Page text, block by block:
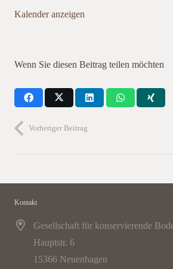
Kalender anzeigen
Wenn Sie diesen Beitrag teilen möchten
Vorheriger Beitrag
Kontakt
Gesellschaft für konservierende
Hauptstr. 6
15366 Neuenhagen